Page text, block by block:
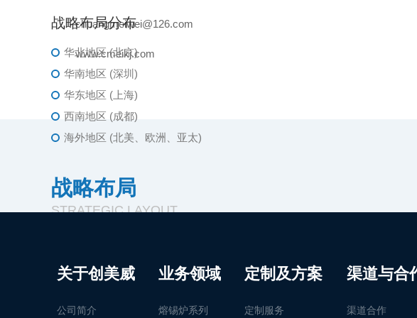
chuangmeiwei@126.com
www.cmeikj.com
战略布局
STRATEGIC LAYOUT
战略布局分布
华北地区 (北京)
华南地区 (深圳)
华东地区 (上海)
西南地区 (成都)
海外地区 (北美、欧洲、亚太)
关于创美威
公司简介
业务领域
熔锡炉系列
定制及方案
定制服务
渠道与合
渠道合作